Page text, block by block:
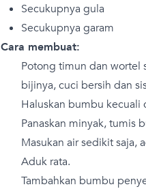
Secukupnya gula
Secukupnya garam
Cara membuat:
Potong timun dan wortel
bijinya, cuci bersih dan
Haluskan bumbu
Panaskan minyak, tumis
Masukan air sedikit saja,
Aduk rata.
Tambahkan bumbu